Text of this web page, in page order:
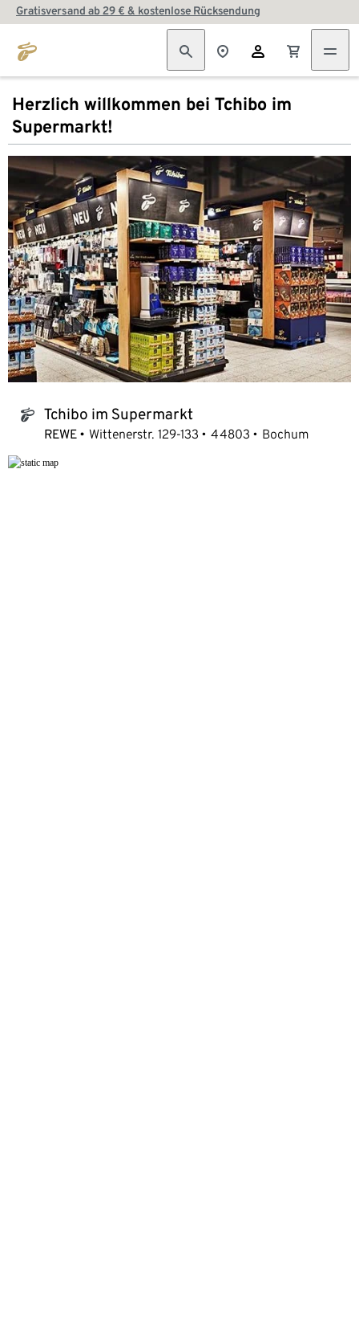
Gratisversand ab 29 € & kostenlose Rücksendung
Herzlich willkommen bei Tchibo im
Supermarkt!
tchibo_logo Tchibo im Supermarkt
REWE Wittenerstr. 129-133 44803 Bochum